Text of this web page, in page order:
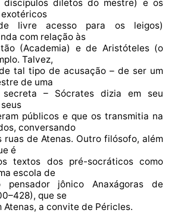
discípulos diletos do mestre) e os
livre acesso para os leigos)
com relação às
(Academia) e de Aristóteles (o
Talvez,
tal tipo de acusação – de ser um
de uma
secreta – Sócrates dizia em seu
públicos e que os transmitia na
conversando
ruas de Atenas. Outro filósofo, além
é
textos dos pré-socráticos como
escola de
jônico Anaxágoras de
que se
Atenas, a convite de Péricles.